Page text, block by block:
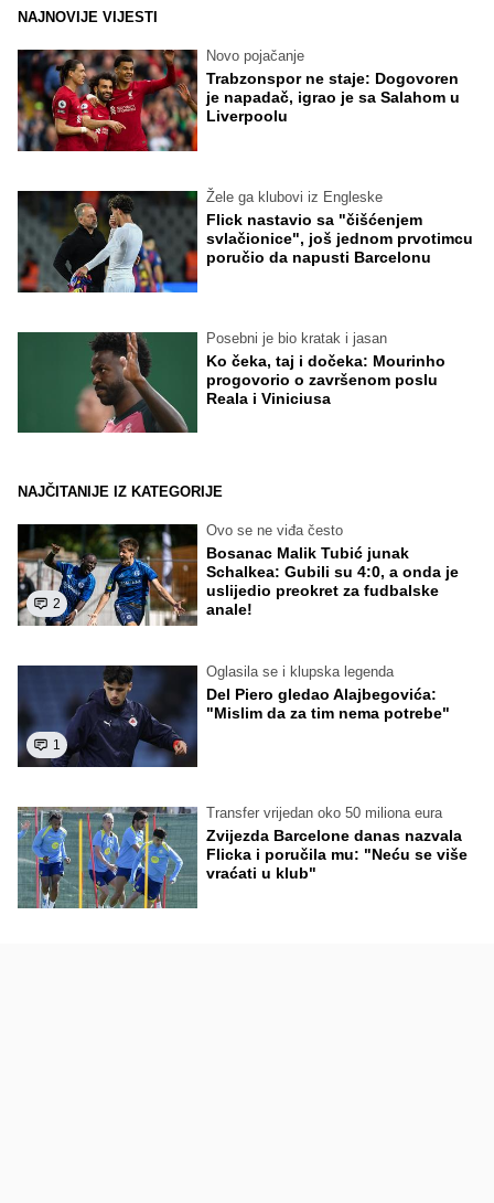
NAJNOVIJE VIJESTI
Novo pojačanje
Trabzonspor ne staje: Dogovoren
je napadač, igrao je sa Salahom u
Liverpoolu
Žele ga klubovi iz Engleske
Flick nastavio sa "čišćenjem
svlačionice", još jednom prvotimcu
poručio da napusti Barcelonu
Posebni je bio kratak i jasan
Ko čeka, taj i dočeka: Mourinho
progovorio o završenom poslu
Reala i Viniciusa
NAJČITANIJE IZ KATEGORIJE
2
Ovo se ne viđa često
Bosanac Malik Tubić junak
Schalkea: Gubili su 4:0, a onda je
uslijedio preokret za fudbalske
anale!
1
Oglasila se i klupska legenda
Del Piero gledao Alajbegovića:
"Mislim da za tim nema potrebe"
Transfer vrijedan oko 50 miliona eura
Zvijezda Barcelone danas nazvala
Flicka i poručila mu: "Neću se više
vraćati u klub"